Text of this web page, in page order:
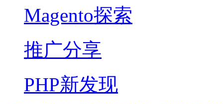
Magento探索
推广分享
PHP新发现